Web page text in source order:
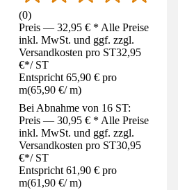
(0)
Preis — 32,95 € * Alle Preise
inkl. MwSt. und ggf. zzgl.
Versandkosten pro ST32,95
€*/ ST
Entspricht 65,90 € pro
m(65,90 €/ m)
Bei Abnahme von 16 ST:
Preis — 30,95 € * Alle Preise
inkl. MwSt. und ggf. zzgl.
Versandkosten pro ST30,95
€*/ ST
Entspricht 61,90 € pro
m(61,90 €/ m)